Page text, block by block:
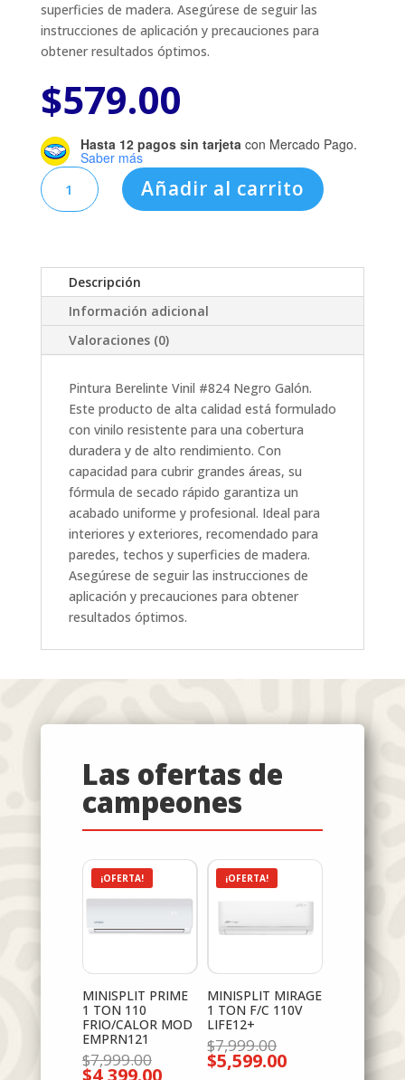
superficies de madera. Asegúrese de seguir las
instrucciones de aplicación y precauciones para
obtener resultados óptimos.
$579.00
Hasta 12 pagos sin tarjetacon Mercado Pago.
Saber más
PINTURA
BERELINTE
VINIL
NEGRO
GALON
cantidad
Añadir al carrito
Descripción
Información adicional
Valoraciones (0)
Pintura Berelinte Vinil #824 Negro Galón.
Este producto de alta calidad está formulado
con vinilo resistente para una cobertura
duradera y de alto rendimiento. Con
capacidad para cubrir grandes áreas, su
fórmula de secado rápido garantiza un
acabado uniforme y profesional. Ideal para
interiores y exteriores, recomendado para
paredes, techos y superficies de madera.
Asegúrese de seguir las instrucciones de
aplicación y precauciones para obtener
resultados óptimos.
Las ofertas de
campeones
¡OFERTA!
MINISPLIT PRIME
1 TON 110
FRIO/CALOR MOD
EMPRN121
$7,999.00El
precio
El
¡OFERTA!
MINISPLIT MIRAGE
1 TON F/C 110V
LIFE12+
$7,999.00El
precio
original
$5,599.00El